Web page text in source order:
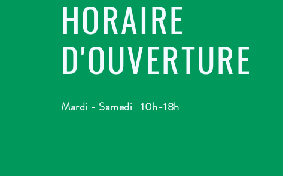
HORAIRE
D'OUVERTURE
Mardi - Samedi 10h-18h